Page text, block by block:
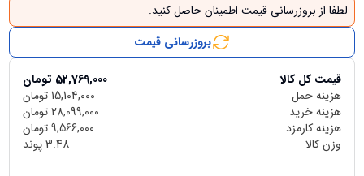
لطفا از بروزرسانی قیمت اطمینان حاصل کنید.
بروزرسانی قیمت
قیمت کل کالا 52,769,000 تومان
هزینه حمل
15,104,000تومان
هزینه خرید
28,099,000تومان
هزینه کارمزد
9,566,000تومان
وزن کالا
3.48پوند